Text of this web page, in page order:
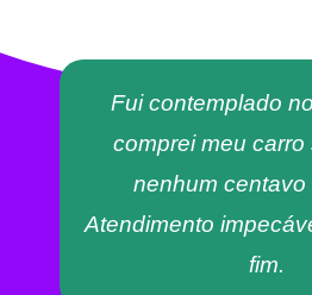
Fui contemplado
comprei meu carro
nenhum centavo
Atendimento
fim.